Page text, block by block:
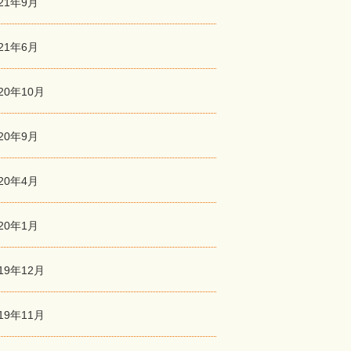
年6月
年10月
年9月
年4月
年1月
年12月
年11月